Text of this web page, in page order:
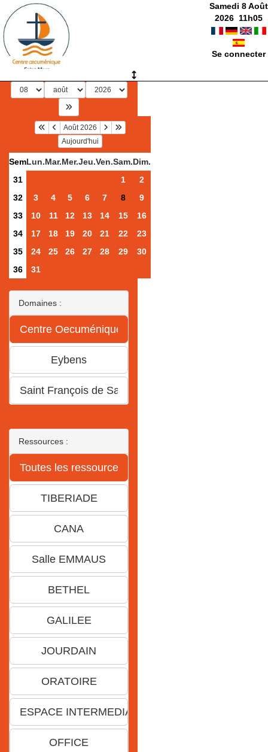
Samedi 8 Août
2026 11h05
Se connecter
Août 2026
Aujourd'hui
SemLun.Mar.Mer.Jeu.Ven.Sam.Dim.
31
1
2
32
3 4 5 6 7 8
9
33
10 11 12 13 14 15
16
34
17 18 19 20 21 22
23
35
24 25 26 27 28 29
30
36
31
Domaines :
Ressources :